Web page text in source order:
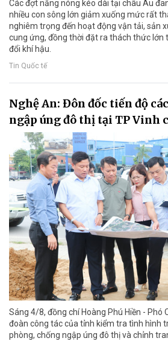
Các đợt nắng nóng kéo dài tại châu Âu
nhiều con sông lớn giảm xuống mức rất
nghiêm trọng đến hoạt động vận tải, sản
cung ứng, đồng thời đặt ra thách thức lớn
đổi khí hậu.
Tin Quốc tế
Nghệ An: Đôn đốc tiến độ
ngập úng đô thị tại TP Vinh
Sáng 4/8, đồng chí Hoàng Phú Hiền - Phó
đoàn công tác của tỉnh kiểm tra tình hình
phòng, chống ngập úng đô thị và chỉnh